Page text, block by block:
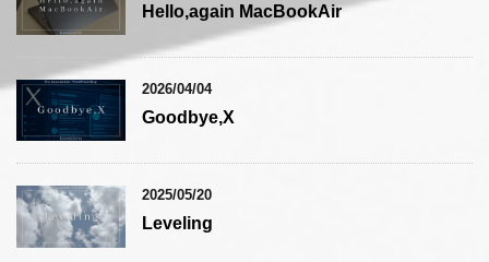
Hello,again MacBookAir
2026/04/04
Goodbye,X
2025/05/20
Leveling